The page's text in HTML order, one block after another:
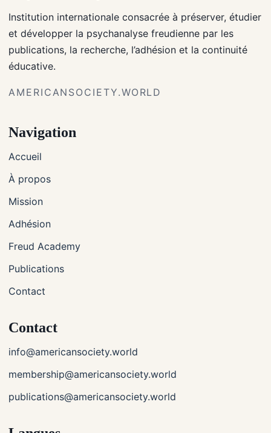
Institution internationale consacrée à préserver, étudier
et développer la psychanalyse freudienne par les
publications, la recherche, l’adhésion et la continuité
éducative.
AMERICANSOCIETY.WORLD
Navigation
Accueil
À propos
Mission
Adhésion
Freud Academy
Publications
Contact
Contact
info@americansociety.world
membership@americansociety.world
publications@americansociety.world